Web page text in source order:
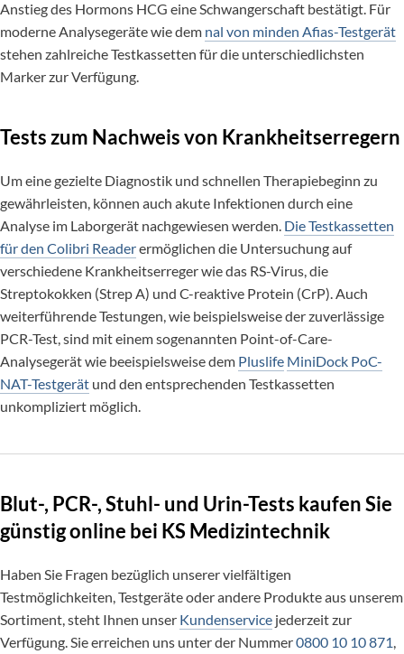
Anstieg des Hormons HCG eine Schwangerschaft bestätigt. Für
moderne Analysegeräte wie dem nal von minden Afias-Testgerät
stehen zahlreiche Testkassetten für die unterschiedlichsten
Marker zur Verfügung.
Tests zum Nachweis von Krankheitserregern
Um eine gezielte Diagnostik und schnellen Therapiebeginn zu
gewährleisten, können auch akute Infektionen durch eine
Analyse im Laborgerät nachgewiesen werden. Die Testkassetten
für den Colibri Readerermöglichen die Untersuchung auf
verschiedene Krankheitserreger wie das RS-Virus, die
Streptokokken (Strep A) und C-reaktive Protein (CrP). Auch
weiterführende Testungen, wie beispielsweise der zuverlässige
PCR-Test, sind mit einem sogenannten Point-of-Care-
Analysegerät wie beeispielsweise dem Pluslife MiniDock PoC-
NAT-Testgerät und den entsprechenden Testkassetten
unkompliziert möglich.
Blut-, PCR-, Stuhl- und Urin-Tests kaufen Sie
günstig online bei KS Medizintechnik
Haben Sie Fragen bezüglich unserer vielfältigen
Testmöglichkeiten, Testgeräte oder andere Produkte aus unserem
Sortiment, steht Ihnen unser Kundenservice jederzeit zur
Verfügung. Sie erreichen uns unter der Nummer0800 10 10 871